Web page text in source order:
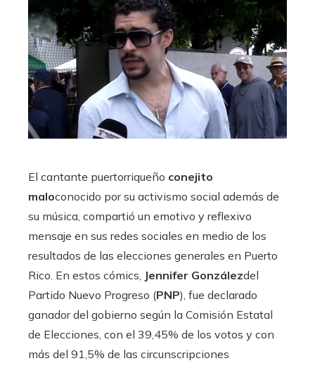
El cantante puertorriqueño conejito
maloconocido por su activismo social además de
su música, compartió un emotivo y reflexivo
mensaje en sus redes sociales en medio de los
resultados de las elecciones generales en Puerto
Rico. En estos cómics, Jennifer Gonzálezdel
Partido Nuevo Progreso (PNP), fue declarado
ganador del gobierno según la Comisión Estatal
de Elecciones, con el 39,45% de los votos y con
más del 91,5% de las circunscripciones